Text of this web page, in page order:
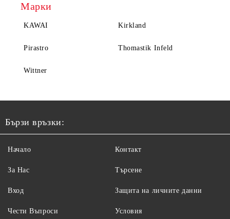
Марки
KAWAI Kirkland
Pirastro Thomastik Infeld
Wittner
Бързи връзки:
Начало
За Нас
Вход
Чести Въпроси
Контакт
Търсене
Защита на личните данни
Условия